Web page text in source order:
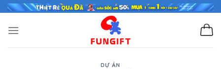
Skip
content
DỰ ÁN